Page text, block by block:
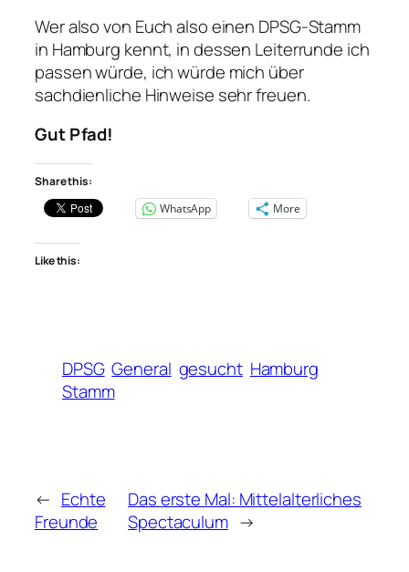
Wer also von Euch also einen DPSG-Stamm
in Hamburg kennt, in dessen Leiterrunde ich
passen würde, ich würde mich über
sachdienliche Hinweise sehr freuen.
Gut Pfad!
Share this:
WhatsApp
More
Like this:
DPSG General gesucht Hamburg
Stamm
← Echte
Freunde
Das erste Mal: Mittelalterliches
Spectaculum →